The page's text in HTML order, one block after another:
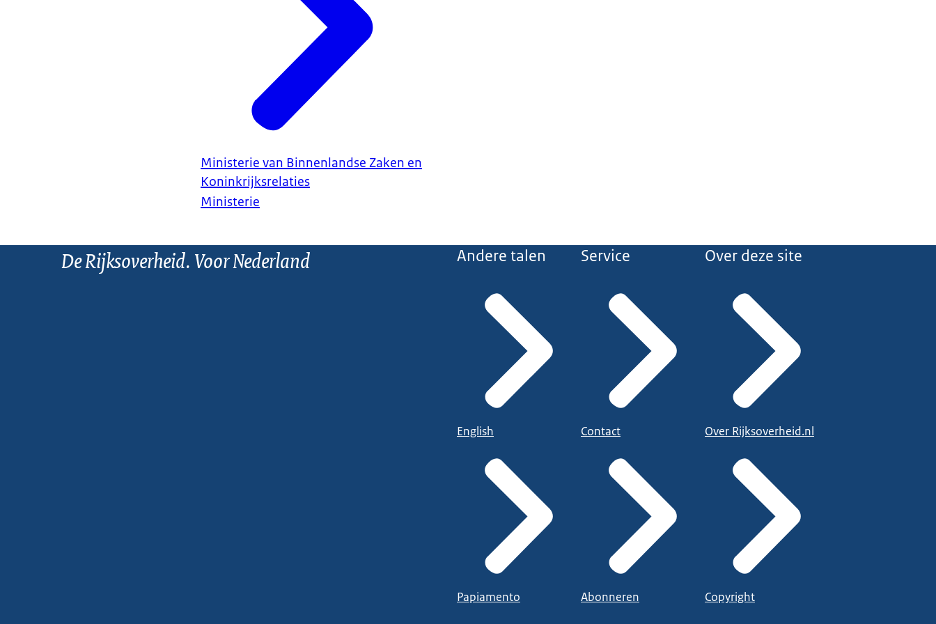
Ministerie van Binnenlandse Zaken en
Koninkrijksrelaties
Ministerie
De Rijksoverheid. Voor Nederland Andere talen
English
Papiamento
Service
Contact
Abonneren
Over deze site
Over Rijksoverheid.nl
Copyright